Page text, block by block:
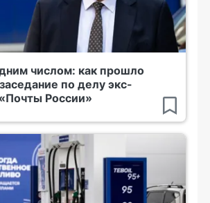
числом: как прошло
по делу экс-
России»